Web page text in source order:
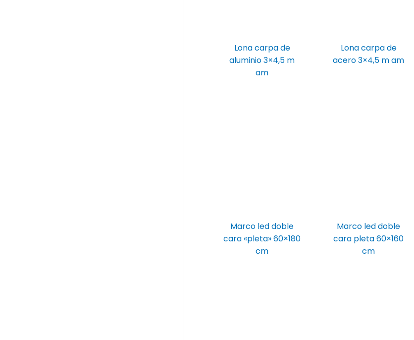
Lona carpa de
aluminio 3×4,5 m
am
Lona carpa de
acero 3×4,5 m am
Marco led doble
cara «pleta» 60×180
cm
Marco led doble
cara pleta 60×160
cm